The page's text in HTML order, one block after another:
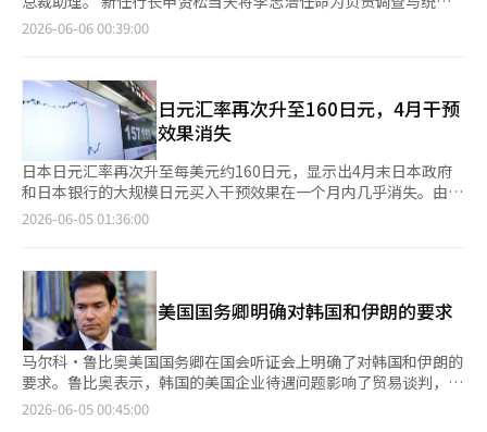
期内韩元反而越贬值，这一悖论现象就此产生。第二个原因是FT
更为重视的所谓“DRAM美元”现象。布拉德·塞彻将韩国的情况
结果，美元再次流回美国，形成了国际金融市场独特的循环结构。
塞彻认为，韩国目前正发生类似的事情。三星电子和SK海力士通
过AI半导体销售赚取了大量美元。然而，与过去不同的是，这些美
元并未全部带回国内。为了进行美国数据中心投资、海外研发、全
球并购、海外生产基地扩张等，企业保留了相当一部分外汇。过
去，出口企业赚取美元后会将其兑换为韩元带回国内。在这一过程
中，韩元需求增加，汇率下跌。然而，如今的全球企业则不同。它
着AI半导体出口的增加，留在海外的美元也随之增加。韩国经济虽
然实现盈余，但韩元却未能走强。这是过去经济学教科书难以解释
的新现象。此外，中东战争也对这一现象产生了影响。由于伊朗战
争导致国际油价上涨，韩国的能源进口负担加重。此外，韩元与日
元之间存在高度相关性，而最近日元也呈现出贬值趋势。这些外部
因素进一步加大了韩元贬值的压力。然而，正如FT所指出的，目
前的韩元贬值与经济基本面之间存在显著差距。经常账户盈余达到
日上午结束，全员投票率高达95.5%，共有6.2616万名工会成员参
与。 三星奖金争议的示范效应正在迅速扩散。现代汽车工会要求
营业利润的至少30%用于分配，并主张取消奖金上限。好丽友也面
临创立以来的首次部分罢工。这股浪潮甚至波及韩国以外。台积电
（TSMC）将员工绩效奖金平均上调逾30%，据悉部分台积电员工
已援引三星工会案例向管理层施压。 这场由绩效奖金引发的连锁
反应，正从企业内部的劳资矛盾蔓延至社会层面的阶层焦虑与相对
剥夺感。三星电子与SK海力士员工获得高额绩效奖金，相关股票
投资者也收获数倍乃至数十倍的投资回报。韩国支柱产业取得亮眼
成绩，本应是一件值得庆贺的事，但问题在于，这些成果正日益集
20%家庭的实际盈余创下有统计以来的最低水平；而收入最高
20%家庭的实际盈余，则达到近四年来的最高水平。韩国未来资产
前顾问金庆禄（音）直言：“在房地产和股市面前沦为‘闻所未闻
的失败者’，如果又不是‘三星或SK海力士的员工’，普通人似
乎已经看不到任何机会。没有人知道，被边缘化的人群最终会走向
何方。” 经济层面，半导体景气周期带来的财富效应，正与国际
油价上涨形成叠加，进一步推高韩国通胀压力。半导体产业聚集的
周股市围绕半导体的期待与担忧交替，表现出极大的波动性。周
初，受益于英伟达AI PC的期待以及首席执行官黄仁勋的访韩预
而，博通的AI芯片销售指引低于市场预期，加上美光科技首席执行
官的股份出售消息，导致半导体行业普遍出现获利了结的抛售。
外资的卖出压力和汇率的急剧上涨也成为负担。美元兑韩元汇率在
前一天飙升至1547韩元，创下17年来的最高水平。美国的额外关
税担忧以及SpaceX上市前全球资金流动的可能性，使外资投资者
的风险资产偏好情绪受到抑制。 市场内部也出现了半导体集中现
象缓解的迹象。保险、零售和软件行业表现相对强劲，而在
KOSDAQ中，跌幅较大的半导体材料、部件和设备股票则吸引了低
12日将举行苹果WWDC 2026。市场关注苹果在其操作系统和设备
生态系统中将AI功能整合的程度。接下来，6月10日将公布美国5
月CPI和加拿大中央银行（BOC）货币政策会议，6月11日将举行
ECB货币政策会议。 如果物价高于预期，可能会加大市场对美联
储（Fed）紧缩政策长期化的担忧。ECB可能会考虑基于核心物价
上涨的加速迹象，将基准利率提高0.25个百分点。 6月12日，
SpaceX的纳斯达克上市也是一个重要变量。预计其企业价值将超
过1.7万亿美元，这一超大型首次公开募股（IPO）预计将对全球股
的副总裁助理，金济贤任命为负责管理的副总裁助理。 李志浩毕
经济政策官。 韩国银行对李志浩的评价是，自担任调查局长以
来，他通过季度细分经济增长和物价走势的预测，提升了经济展望
的准确性，并为货币政策的透明性和有效性做出了重要贡献。 韩
国银行表示：“我们相信他将出色地履行负责调查与统计的副总裁
助理角色，以应对未来内外环境变化，研究我国经济的主要问题和
中长期课题。” 金济贤同样毕业于首尔大学经济学系，1996年进
入韩国银行，曾在金融市场局、货币政策局、人事管理局和传播局
等部门工作，担任过政策顾问、秘书长和传播局长等职务。 关于
在最近的组织重组和新业务推进过程中，成功建立了稳定且具有包
容性的人员制度和人力资源管理。 同时表示：“基于对组织整体
的深刻理解、卓越的判断力和沟通能力，以及协助行长的经验，他
将稳定地履行负责管理的副总裁助理角色。” 此次任命是新任行
长上任后的首次高管任命，填补了因金雄和蔡炳德副总裁助理任期
满而产生的空缺。两位新任副总裁助理的任期至2029年6月4日。
※ 本报道经人工智能（AI）系统翻译与编辑。
2026-06-06 00:39:00
日元汇率再次升至160日元，4月干预
效果消失
日本日元汇率再次升至每美元约160日元，显示出4月末日本政府
和日本银行的大规模日元买入干预效果在一个月内几乎消失。由于
中东局势不稳、原油价格上涨以及美国加息预期的叠加，美元持续
间）报道，日元汇率在欧洲和美国外汇市场上升至每美元160.09日
元。日元的价值再次接近4月30日日本政府和日本银行进行日元买
入、美元卖出干预前记录的160.72日元。从4月末到5月末，日本
当局在外汇市场的干预规模达到11万7349亿日元（约合112万
4545亿元）。 日元贬值加剧的原因在于美元走强。由于美国与伊
朗之间的交战停火谈判没有明显进展，外汇市场上对安全资产美元
的购买活动正在扩大。原油价格上涨引发美国通胀再度上升的担
忧，加上美国经济的稳健表现，使得美联储（Fed）年内加息的预
2026-06-05 01:36:00
美国国务卿明确对韩国和伊朗的要求
马尔科·鲁比奥美国国务卿在国会听证会上明确了对韩国和伊朗的
要求。鲁比奥表示，韩国的美国企业待遇问题影响了贸易谈判，而
对伊朗则提出了放弃核计划作为制裁缓解的条件。 在3日（当地时
2026-06-05 00:45:00